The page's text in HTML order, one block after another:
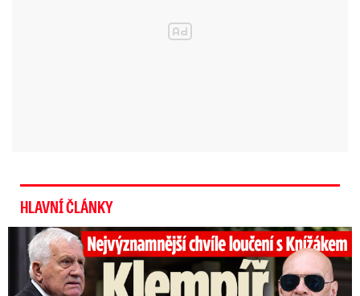
Kampuschové (35): Tyran
Zdroj: HZS Olomouckého kraje
HLAVNÍ ČLÁNKY
Top momenty pohřbu Knížáka: Dojatý Klempíř, Pospíšil s Medou